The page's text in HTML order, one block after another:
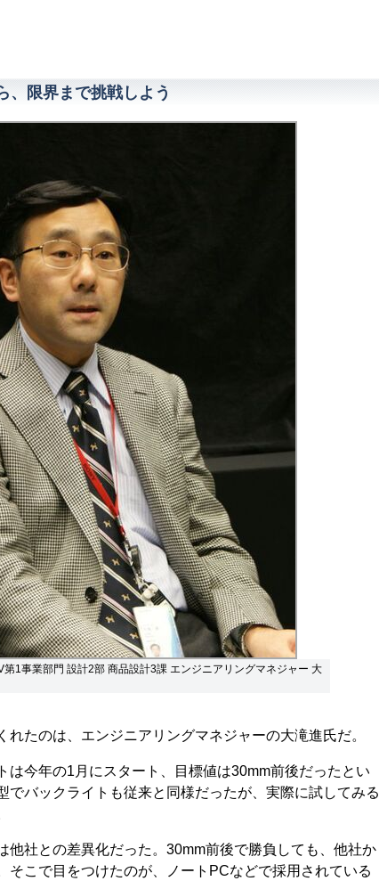
、限界まで挑戦しよう
第1事業部門 設計2部 商品設計3課 エンジニアリングマネジャー 大
たのは、エンジニアリングマネジャーの大滝進氏だ。
今年の1月にスタート、目標値は30mm前後だったとい
でバックライトも従来と同様だったが、実際に試してみる
社との差異化だった。30mm前後で勝負しても、他社か
そこで目をつけたのが、ノートPCなどで採用されている